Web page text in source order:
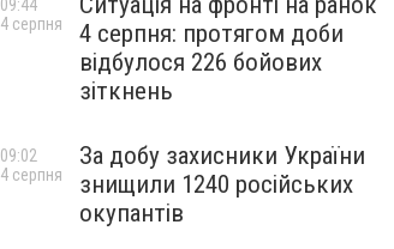
4 серпня: протягом доби
відбулося 226 бойових
зіткнень
09:44
4 серпня
За добу захисники України
знищили 1240 російських
окупантів
09:02
4 серпня